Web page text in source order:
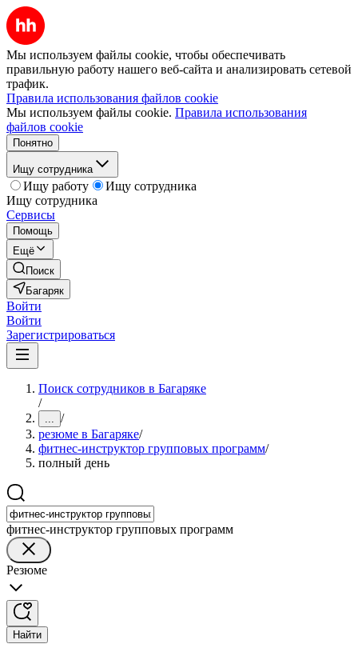
Мы используем файлы cookie, чтобы обеспечивать
правильную работу нашего веб-сайта и анализировать сетевой
трафик.
Правила использования файлов cookie
Мы используем файлы cookie. Правила использования
файлов cookie
Понятно
Ищу сотрудника
Ищу работу
Ищу сотрудника
Ищу сотрудника
Сервисы
Помощь
Ещё
Поиск
Багаряк
Войти
Войти
Зарегистрироваться
Поиск сотрудников в Багаряке
/
... /
резюме в Багаряке/
фитнес-инструктор групповых программ/
полный день
фитнес-инструктор групповых программ
Резюме
Найти